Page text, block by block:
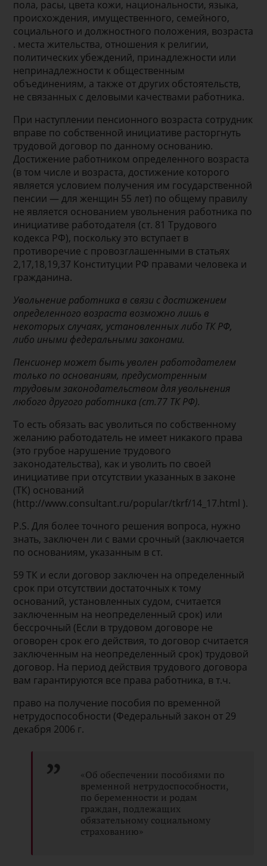
пола, расы, цвета кожи, национальности, языка,
происхождения, имущественного, семейного,
социального и должностного положения, возраста
. места жительства, отношения к религии,
политических убеждений, принадлежности или
непринадлежности к общественным
объединениям, а также от других обстоятельств,
не связанных с деловыми качествами работника.
При наступлении пенсионного возраста сотрудник
вправе по собственной инициативе расторгнуть
трудовой договор по данному основанию.
Достижение работником определенного возраста
(в том числе и возраста, достижение которого
является условием получения им государственной
пенсии — для женщин 55 лет) по общему правилу
не является основанием увольнения работника по
инициативе работодателя (ст. 81 Трудового
кодекса РФ), поскольку это вступает в
противоречие с провозглашенными в статьях
2,17,18,19,37 Консти­туции РФ правами человека и
гражданина.
Увольнение работника в связи с достижением
определенного возраста возможно лишь в
некоторых случаях, установленных либо ТК РФ,
либо иными федеральными законами.
Пенсионер может быть уволен работодателем
только по основаниям, предусмотренным
трудовым законодательством для увольнения
любого другого работника (ст.77 ТК РФ).
То есть обязать вас уволиться по собственному
желанию работодатель не имеет никакого права
(это грубое нарушение трудового
законодательства), как и уволить по своей
инициативе при отсутствии указанных в законе
(ТК) оснований
(http://www.consultant.ru/popular/tkrf/14_17.html ).
P.S. Для более точного решения вопроса, нужно
знать, заключен ли с вами срочный (заключается
по основаниям, указанным в ст.
59 ТК и если договор заключен на определенный
срок при отсутствии достаточных к тому
оснований, установленных судом, считается
заключенным на неопределенный срок) или
бессрочный (Если в трудовом договоре не
оговорен срок его действия, то договор считается
заключенным на неопределенный срок) трудовой
договор. На период действия трудового договора
вам гарантируются все права работника, в т.ч.
право на получение пособия по временной
нетрудоспособности (Федеральный закон от 29
декабря 2006 г.
«Об обеспечении пособиями по
временной нетрудоспособности,
по беременности и родам
граждан, подлежащих
обязательному социальному
страхованию»